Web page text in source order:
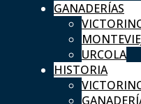
GANADERÍAS
URCOLA
HISTORIA